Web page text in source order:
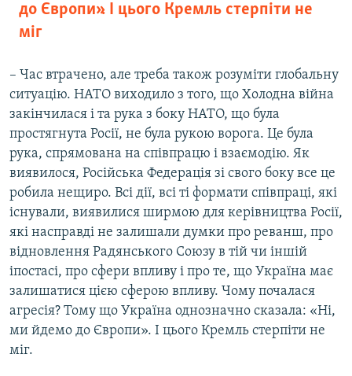
до Європи». І цього Кремль стерпіти не
міг
– Час втрачено, але треба також розуміти глобальну
ситуацію. НАТО виходило з того, що Холодна війна
закінчилася і та рука з боку НАТО, що була
простягнута Росії, не була рукою ворога. Це була
рука, спрямована на співпрацю і взаємодію. Як
виявилося, Російська Федерація зі свого боку все це
робила нещиро. Всі дії, всі ті формати співпраці, які
існували, виявилися ширмою для керівництва Росії,
які насправді не залишали думки про реванш, про
відновлення Радянського Союзу в тій чи іншій
іпостасі, про сфери впливу і про те, що Україна має
залишатися цією сферою впливу. Чому почалася
агресія? Тому що Україна однозначно сказала: «Ні,
ми йдемо до Європи». І цього Кремль стерпіти не
міг.